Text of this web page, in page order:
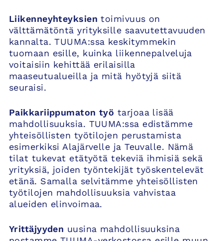
Liikenneyhteyksien toimivuus on
välttämätöntä yrityksille saavutettavuuden
kannalta. TUUMA:ssa keskitymmekin
tuomaan esille, kuinka liikennepalveluja
voitaisiin kehittää erilaisilla
maaseutualueilla ja mitä hyötyjä siitä
seuraisi.
Paikkariippumaton työ tarjoaa lisää
mahdollisuuksia. TUUMA:ssa edistämme
yhteisöllisten työtilojen perustamista
esimerkiksi Alajärvelle ja Teuvalle. Nämä
tilat tukevat etätyötä tekeviä ihmisiä sekä
yrityksiä, joiden työntekijät työskentelevät
etänä. Samalla selvitämme yhteisöllisten
työtilojen mahdollisuuksia vahvistaa
alueiden elinvoimaa.
Yrittäjyyden uusina mahdollisuuksina